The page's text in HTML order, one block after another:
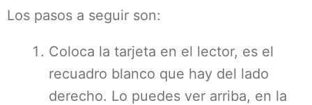
Los pasos a seguir son:
Coloca la tarjeta en el lector, es el
recuadro blanco que hay del lado
derecho. Lo puedes ver arriba, en la